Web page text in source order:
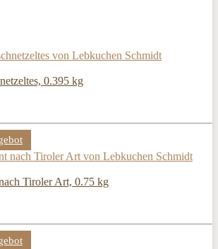
0.395 kg
Tiroler Art, 0.75 kg